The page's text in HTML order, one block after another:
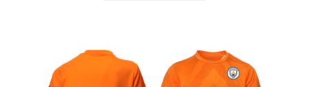
Možnosti
lahko